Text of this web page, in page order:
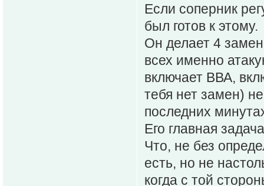
Если соперник
был готов к этому.
Он делает 4
всех именно
включает ВВА,
тебя нет замен)
последних
Его главная
Что, не без
есть, но не
когда с той